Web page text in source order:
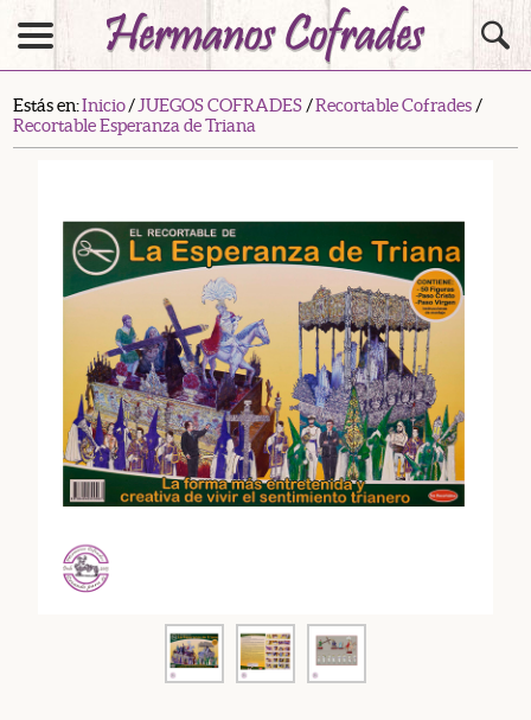
Estás en:Inicio/ JUEGOS COFRADES /Recortable Cofrades /
Recortable Esperanza de Triana